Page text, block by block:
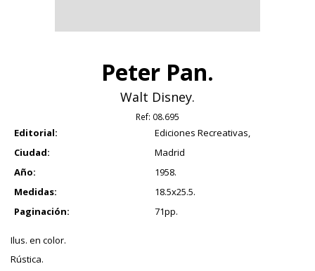
Peter Pan.
Walt Disney.
Ref: 08.695
Editorial:
Ediciones Recreativas,
Ciudad:
Madrid
Año:
1958.
Medidas:
18.5x25.5.
Paginación:
71pp.
Ilus. en color.
Rústica.